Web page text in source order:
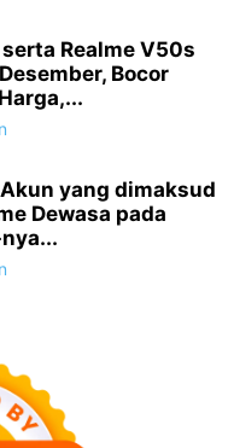
Realme V50s
Bocor
yang dimaksud
Dewasa pada